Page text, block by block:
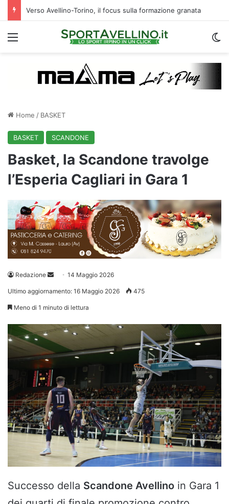
Verso Avellino-Torino, il focus sulla formazione granata
Menu
Home / BASKET
BASKET SCANDONE
Basket, la Scandone travolge
l’Esperia Cagliari in Gara 1
Redazione
Invia 14 Maggio 2026
Ultimo aggiornamento: 16 Maggio 2026 475
Meno di 1 minuto di lettura
Successo della Scandone Avellino in Gara 1